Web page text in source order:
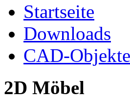
Startseite
Downloads
CAD-Objekte
2D Möbel